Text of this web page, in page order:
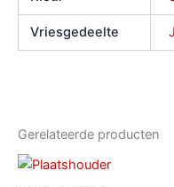
Vriesgedeelte
Gerelateerde producten